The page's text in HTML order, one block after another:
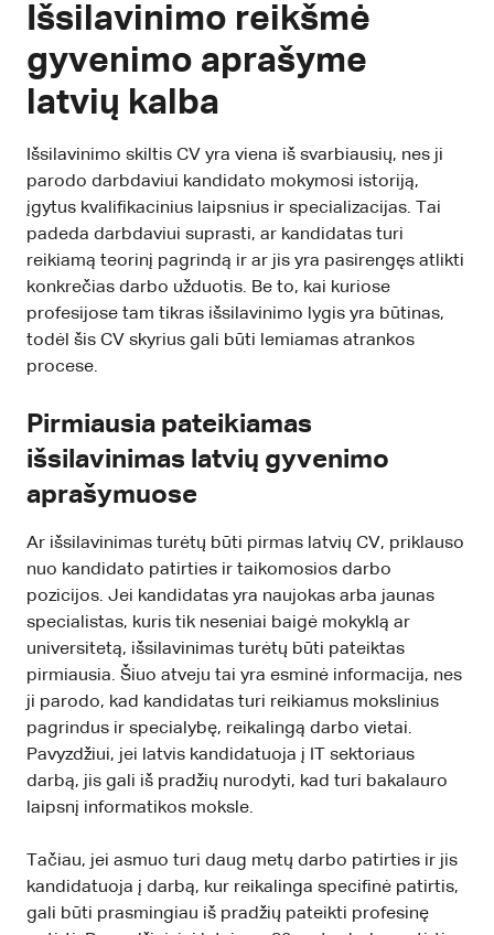
Išsilavinimo reikšmė
gyvenimo aprašyme
latvių kalba
Išsilavinimo skiltis CV yra viena iš svarbiausių, nes ji
parodo darbdaviui kandidato mokymosi istoriją,
įgytus kvalifikacinius laipsnius ir specializacijas. Tai
padeda darbdaviui suprasti, ar kandidatas turi
reikiamą teorinį pagrindą ir ar jis yra pasirengęs atlikti
konkrečias darbo užduotis. Be to, kai kuriose
profesijose tam tikras išsilavinimo lygis yra būtinas,
todėl šis CV skyrius gali būti lemiamas atrankos
procese.
Pirmiausia pateikiamas
išsilavinimas latvių gyvenimo
aprašymuose
Ar išsilavinimas turėtų būti pirmas latvių CV, priklauso
nuo kandidato patirties ir taikomosios darbo
pozicijos. Jei kandidatas yra naujokas arba jaunas
specialistas, kuris tik neseniai baigė mokyklą ar
universitetą, išsilavinimas turėtų būti pateiktas
pirmiausia. Šiuo atveju tai yra esminė informacija, nes
ji parodo, kad kandidatas turi reikiamus mokslinius
pagrindus ir specialybę, reikalingą darbo vietai.
Pavyzdžiui, jei latvis kandidatuoja į IT sektoriaus
darbą, jis gali iš pradžių nurodyti, kad turi bakalauro
laipsnį informatikos moksle.
Tačiau, jei asmuo turi daug metų darbo patirties ir jis
kandidatuoja į darbą, kur reikalinga specifinė patirtis,
gali būti prasmingiau iš pradžių pateikti profesinę